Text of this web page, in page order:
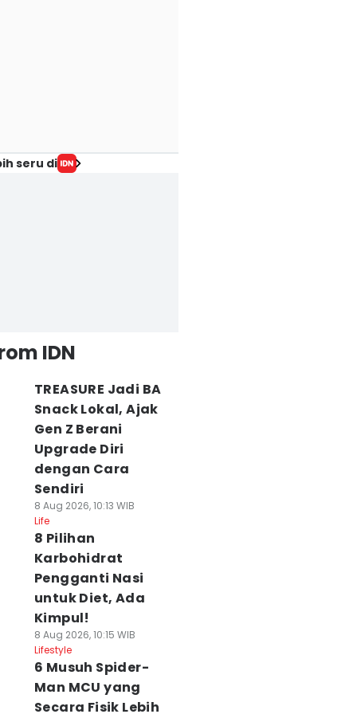
seru di
IDN
TREASURE Jadi BA
Snack Lokal, Ajak
Gen Z Berani
Upgrade Diri
dengan Cara
Sendiri
8 Aug 2026, 10:13 WIB
Life
8 Pilihan
Karbohidrat
Pengganti Nasi
untuk Diet, Ada
Kimpul!
8 Aug 2026, 10:15 WIB
Lifestyle
6 Musuh Spider-
Man MCU yang
Secara Fisik Lebih